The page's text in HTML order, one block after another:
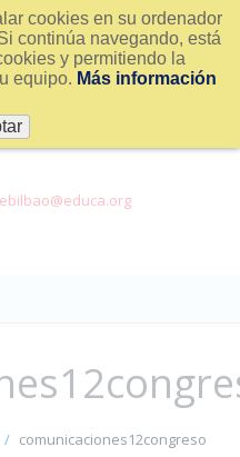
cookies en su ordenador
continúa navegando, está
y permitiendo la
equipo. Más información
comunicaciones12congreso